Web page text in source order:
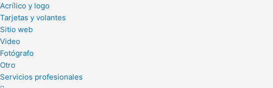
Acrílico y logo
Tarjetas y volantes
Sitio web
Video
Fotógrafo
Otro
Servicios profesionales